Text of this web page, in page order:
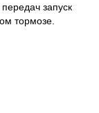
запуск
тормозе.